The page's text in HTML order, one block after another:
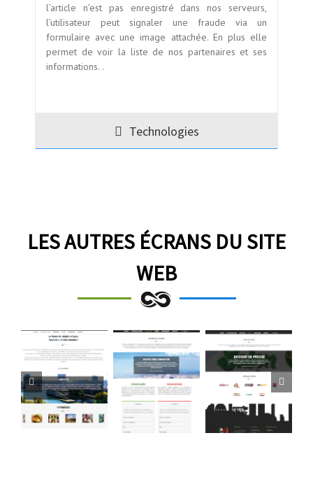
l’article n’est pas enregistré dans nos serveurs,
l’utilisateur peut signaler une fraude via un
formulaire avec une image attachée. En plus elle
permet de voir la liste de nos partenaires et ses
informations. .
Technologies
LES AUTRES ÉCRANS DU SITE
WEB